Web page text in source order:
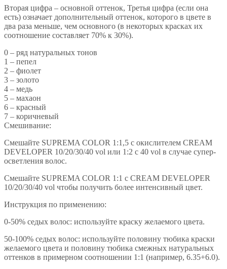
Вторая цифра – основной оттенок, Третья цифра (если она
есть) означает дополнительный оттенок, которого в цвете в
два раза меньше, чем основного (в некоторых красках их
соотношение составляет 70% к 30%).
0 – ряд натуральных тонов
1 – пепел
2 – фиолет
3 – золото
4 – медь
5 – махаон
6 – красный
7 – коричневый
Смешивание:
Смешайте SUPREMA COLOR 1:1,5 с окислителем CREAM
DEVELOPER 10/20/30/40 vol или 1:2 с 40 vol в случае супер-
осветления волос.
Смешайте SUPREMA COLOR 1:1 с CREAM DEVELOPER
10/20/30/40 vol чтобы получить более интенсивный цвет.
Инструкция по применению:
0-50% седых волос: используйте краску желаемого цвета.
50-100% седых волос: используйте половину тюбика краски
желаемого цвета и половину тюбика смежных натуральных
оттенков в примерном соотношении 1:1 (например, 6.35+6.0).